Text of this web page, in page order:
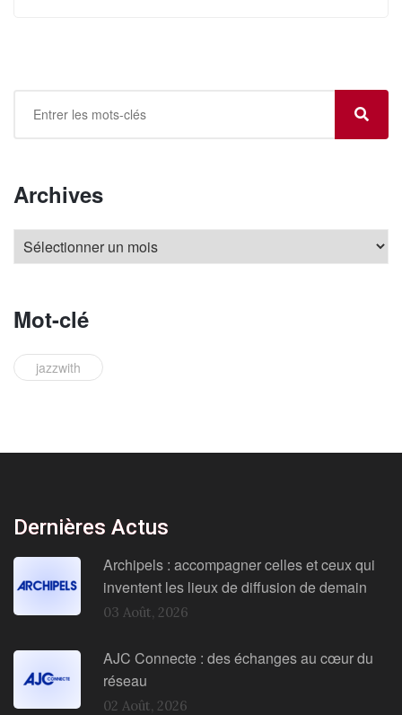
Archives
Mot-clé
jazzwith
Dernières Actus
Archipels : accompagner celles et ceux qui
inventent les lieux de diffusion de demain
03 Août, 2026
AJC Connecte : des échanges au cœur du
réseau
02 Août, 2026